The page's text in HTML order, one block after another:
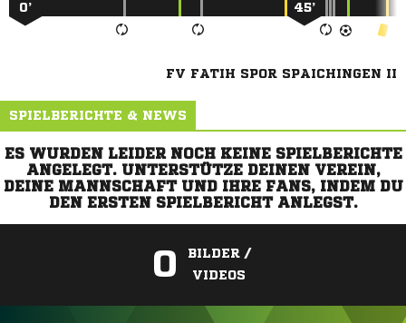
0’ 45’
FV FATIH SPOR SPAICHINGEN II
SPIELBERICHTE & NEWS
ES WURDEN LEIDER NOCH KEINE SPIELBERICHTE
ANGELEGT. UNTERSTÜTZE DEINEN VEREIN,
DEINE MANNSCHAFT UND IHRE FANS, INDEM DU
DEN ERSTEN SPIELBERICHT ANLEGST.
0
BILDER /
VIDEOS